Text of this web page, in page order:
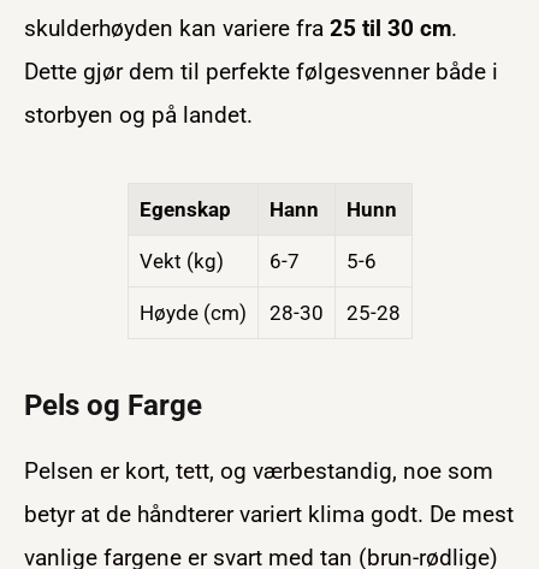
skulderhøyden kan variere fra 25 til 30 cm.
Dette gjør dem til perfekte følgesvenner både i
storbyen og på landet.
Egenskap Hann Hunn
Vekt (kg) 6-7 5-6
Høyde (cm) 28-30 25-28
Pels og Farge
Pelsen er kort, tett, og værbestandig, noe som
betyr at de håndterer variert klima godt. De mest
vanlige fargene er svart med tan (brun-rødlige)